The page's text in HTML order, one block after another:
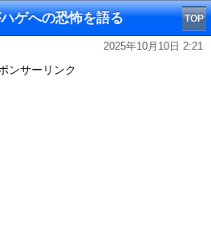
ゲへの恐怖を語る TOP
2025年10月10日 2:21
ンサーリンク